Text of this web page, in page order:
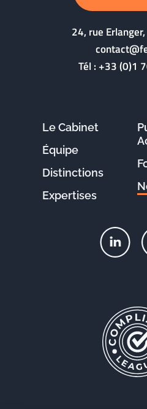
24, rue
Tél :+33 (0)1
Le Cabinet
Équipe
Distinctions
Expertises